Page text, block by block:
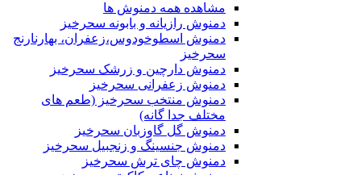
مشاهده همه دمنوش ها
دمنوش رازیانه و بابونه سحرخیز
دمنوش اسطوخودوس،زعفران، بهارنارنج
سحرخیز
دمنوش دارچین و زرشک سحرخیز
دمنوش زعفرانی سحرخیز
دمنوش منتخب سحرخیز (طعم های
مختلف جدا گانه)
دمنوش گل گاوزبان سحرخیز
دمنوش جنسینگ و زنجبیل سحرخیز
دمنوش چای ترش سحرخیز